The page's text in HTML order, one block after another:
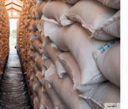
.أ.ف.ب